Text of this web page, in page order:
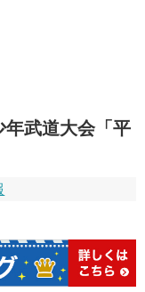
年武道大会「平